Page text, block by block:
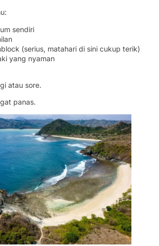
sendiri
(serius, matahari di sini cukup terik)
yang nyaman
atau sore.
panas.